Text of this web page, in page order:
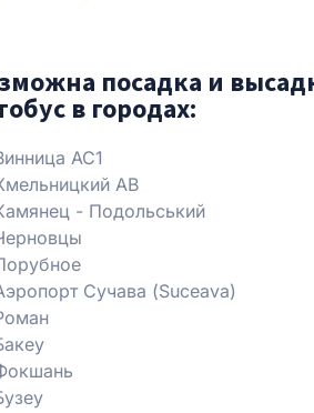
посадка и
в городах:
АС1
АВ
- Подольський
Сучава (Suceava)